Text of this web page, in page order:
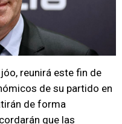
reunirá este fin de
de su partido en
de forma
que las